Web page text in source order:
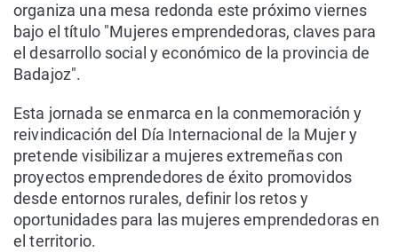
organiza una mesa redonda este próximo viernes
bajo el título "Mujeres emprendedoras, claves para
el desarrollo social y económico de la provincia de
Badajoz".
Esta jornada se enmarca en la conmemoración y
reivindicación del Día Internacional de la Mujer y
pretende visibilizar a mujeres extremeñas con
proyectos emprendedores de éxito promovidos
desde entornos rurales, definir los retos y
oportunidades para las mujeres emprendedoras en
el territorio.